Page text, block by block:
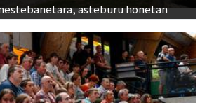
asteburu honetan